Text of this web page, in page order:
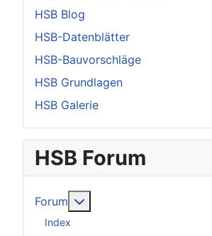
HSB Blog
HSB-Datenblätter
HSB-Bauvorschläge
HSB Grundlagen
HSB Galerie
HSB Forum
Forum
Index